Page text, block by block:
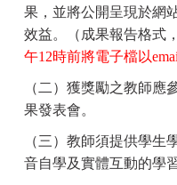
果，並將公開呈現於網
效益。（成果報告格式
午12時前將電子檔以
（二）獲獎勵之教師應
果發表會。
（三）教師須提供學生
音自學及實體互動的學